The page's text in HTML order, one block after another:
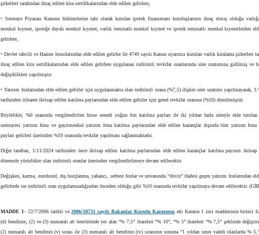
şirketleri tarafından ihraç edilen kira sertifikalarından elde edilen gelirlere,
• Sermaye Piyasası Kanunu hükümlerine tabi olarak kurulan ipotek finansmanı kuruluşlarının ihraç etmiş olduğu
menkul kıymet, ipoteğe dayalı menkul kıymet, varlık teminatlı menkul kıymet ve ipotek teminatlı menkul kıymetlerden
gelirlere,
• Devlet tahvili ve Hazine bonolarından elde edilen gelirler ile 4749 sayılı Kanun uyarınca kurulan varlık kiralama şirketleri
ihraç edilen kira sertifikalarından elde edilen gelirlere uygulanan indirimli tevkifat oranlarında süre uzatımına gidilmiş ve
değişiklikleri yapılmıştır.
• Yatırım fonlarından elde edilen gelirler için uygulanmakta olan indirimli orana (%7,5) ilişkin süre uzatımı yapılmayarak,
tarihinden itibaren iktisap edilen katılma paylarından elde edilen gelirler için genel tevkifat oranına (%10) dönülmüştür.
Böylelikle, %0 oranında vergilendirilen hisse senedi yoğun fon katılma payları ile iki yıldan fazla süreyle elde
sermayesi yatırım fonu ve gayrimenkul yatırım fonu katılma paylarından elde edilen kazançlar dışında tüm yatırım fonu
payları gelirleri üzerinden %10 oranında tevkifat yapılması sağlanmaktadır.
Diğer taraftan, 1/11/2024 tarihinden önce iktisap edilen katılma paylarından elde edilen kazançlar katılma payının
dönemde yürürlükte olan indirimli oranlar üzerinden vergilendirilmeye devam edilecektir.
Değişken, karma, eurobond, dış borçlanma, yabancı, serbest fonlar ve unvanında “döviz” ifadesi geçen yatırım fonlarından
gelirlerde ise indirimli oran uygulanmadığından önceden olduğu gibi %10 oranında tevkifat yapılmaya devam edilecektir.
MADDE 1– 22/7/2006 tarihli ve2006/10731 sayılı Bakanlar Kurulu Kararının eki Kararın 1 inci maddesinin birinci
(d) bendinin; (2) ve (3) numaralı alt bentlerinde yer alan “% 7,5” ibareleri “% 10”, “% 5” ibareleri “% 7,5” şeklinde
(2) numaralı alt bendinin (v) sırası ile (3) numaralı alt bendinin (iv) sırasının sonuna “1 yıldan uzun vadeli olanlarda %